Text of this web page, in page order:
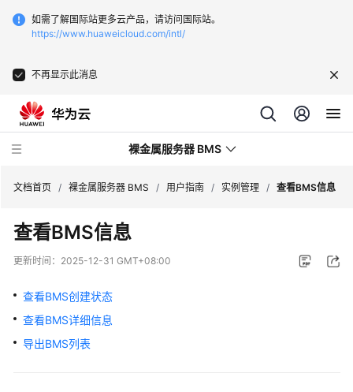
如需了解国际站更多云产品，请访问国际站。
https://www.huaweicloud.com/intl/
不再显示此消息
裸金属服务器 BMS
最
新
态
产
品
文档首页 / 裸金属服务器 BMS / 用户指南 / 实例管理 / 查看BMS信息
查看BMS信息
更新时间： 2025-12-31 GMT+08:00
查看BMS创建状态
查看BMS详细信息
导出BMS列表